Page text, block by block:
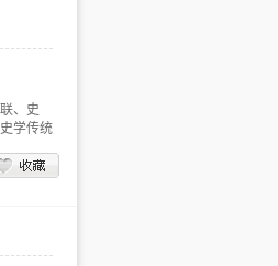
、史
学传统